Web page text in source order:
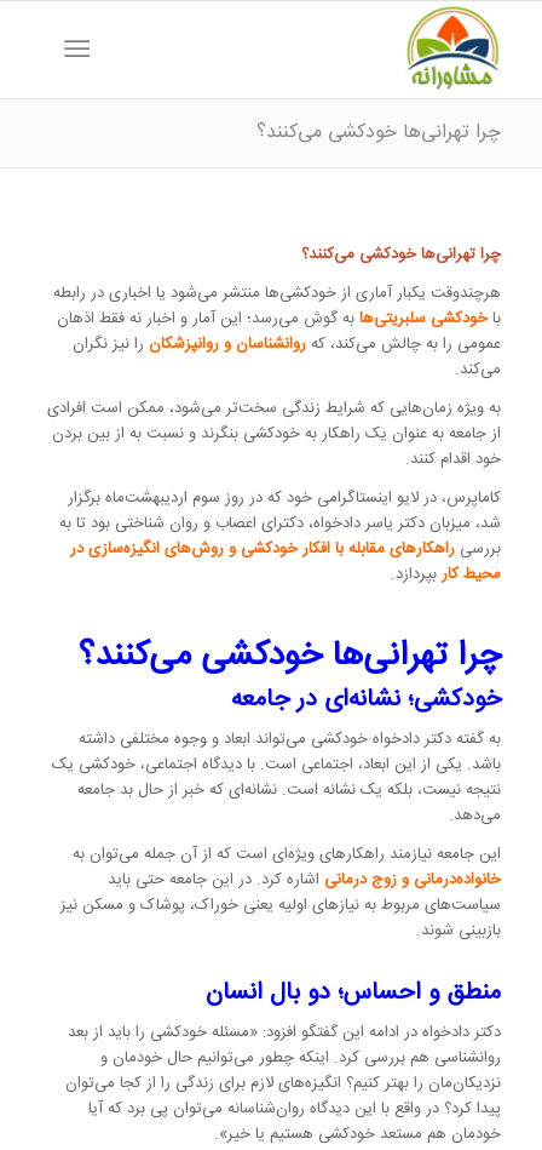
چرا تهرانی‌ها خودکشی می‌کنند؟
چرا تهرانی‌ها خودکشی می‌کنند؟
هرچندوقت یکبار آماری از خودکشی‌ها منتشر می‌شود یا اخباری در رابطه
باخودکشی سلبریتی‌ها به گوش می‌رسد؛ این آمار و اخبار نه فقط اذهان
عمومی را به چالش می‌کند، کهروانشناسان و روانپزشکانرا نیز نگران
می‌کند.
به ویژه زمان‌هایی که شرایط زندگی سخت‌تر می‌شود، ممکن است افرادی
از جامعه به عنوان یک راهکار به خودکشی بنگرند و نسبت به از بین بردن
خود اقدام کنند.
کاماپرس، در لایو اینستاگرامی خود که در روز سوم اردیبهشت‌ماه برگزار
شد، میزبان دکتر یاسر دادخواه، دکترای اعصاب و روان شناختی بود تا به
بررسی راهکارهای مقابله با افکار خودکشی و روش‌های انگیزه‌سازی در
محیط کار بپردازد.
چرا تهرانی‌ها خودکشی می‌کنند؟
خودکشی؛ نشانه‌ای در جامعه
به گفته دکتر دادخواه خودکشی می‌تواند ابعاد و وجوه مختلفی داشته
باشد. یکی از این ابعاد، اجتماعی است. با دیدگاه اجتماعی، خودکشی یک
نتیجه نیست، بلکه یک نشانه است. نشانه‌ای که خبر از حال بد جامعه
می‌دهد.
این جامعه نیازمند راهکارهای ویژه‌ای است که از آن جمله می‌توان به
خانواده‌درمانی و زوج درمانی اشاره کرد. در این جامعه حتی باید
سیاست‌های مربوط به نیازهای اولیه یعنی خوراک، پوشاک و مسکن نیز
بازبینی شوند.
منطق و احساس؛ دو بال انسان
دکتر دادخواه در ادامه این گفتگو افزود: «مسئله خودکشی را باید از بعد
روانشناسی هم بررسی کرد. اینکه چطور می‌توانیم حال خودمان و
نزدیکان‌مان را بهتر کنیم؟ انگیزه‌های لازم برای زندگی را از کجا می‌توان
پیدا کرد؟ در واقع با این دیدگاه روان‌شناسانه می‌توان پی برد که آیا
خودمان هم مستعد خودکشی هستیم یا خیر».